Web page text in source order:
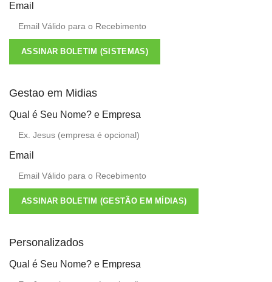
Email
ASSINAR BOLETIM (SISTEMAS)
Gestao em Midias
Qual é Seu Nome? e Empresa
Email
ASSINAR BOLETIM (GESTÃO EM MÍDIAS)
Personalizados
Qual é Seu Nome? e Empresa